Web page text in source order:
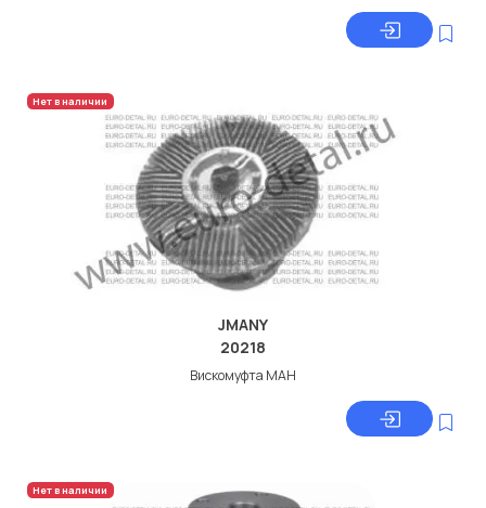
Нет в наличии
JMANY
20218
Вискомуфта МАН
Нет в наличии